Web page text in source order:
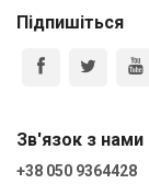
Підпишіться
Зв'язок з нами
+38 050 9364428